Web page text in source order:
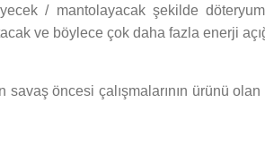
/ mantolayacak şekilde
ve böylece çok daha fazla enerji
savaş öncesi çalışmalarının ürünü